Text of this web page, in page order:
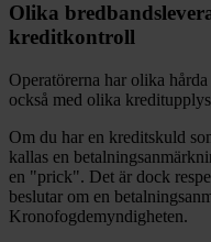
Olika
kreditkontroll
Operatörerna har olika
också med olika
Om du har en kreditskuld
kallas en
en "prick". Det är dock
beslutar om en
Kronofogdemyndigheten.